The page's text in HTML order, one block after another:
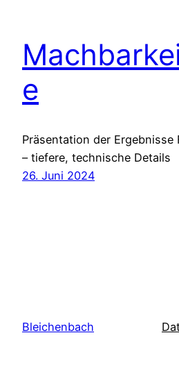
e
Präsentation der Ergebnisse
– tiefere, technische Details
26. Juni 2024
Bleichenbach